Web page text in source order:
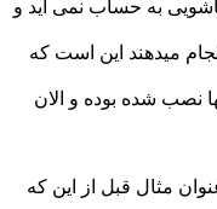
به حساب نمی آید و
میدهند این است که
نصب شده بوده و الان
مثال قبل از این که